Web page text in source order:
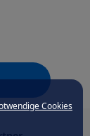
Cookies